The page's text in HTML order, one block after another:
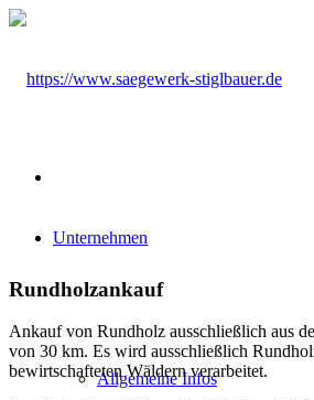
Unternehmen
Allgemeine Infos
Rundholzankauf
Ankauf von Rundholz ausschließlich aus
von 30 km. Es wird ausschließlich
bewirtschafteten Wäldern verarbeitet.